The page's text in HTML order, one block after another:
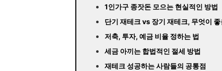
1인가구 종잣돈 모으는 현실적인 방법
단기 재테크 vs 장기 재테크, 무엇이
저축, 투자, 예금 비율 정하는 법
세금 아끼는 합법적인 절세 방법
재테크 성공하는 사람들의 공통점